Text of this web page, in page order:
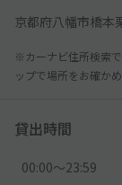
京都府八幡市橋本
※カーナビ住所検索
ップで場所をお確かめ
貸出時間
00:00〜23:59